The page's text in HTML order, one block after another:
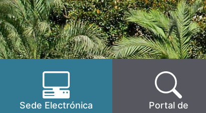
Sede Electrónica
Portal de